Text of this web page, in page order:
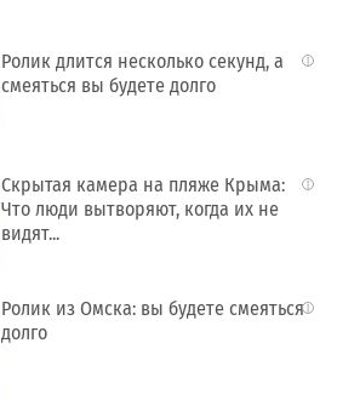
i
Ролик длится несколько секунд, а
смеяться вы будете долго
i
Скрытая камера на пляже Крыма:
Что люди вытворяют, когда их не
видят...
i
Ролик из Омска: вы будете смеяться
долго